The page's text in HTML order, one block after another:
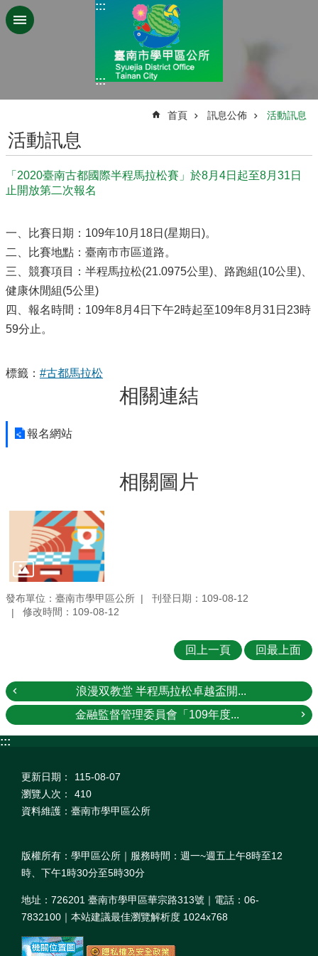
跳到主要內容區塊
:::
:::
首頁 訊息公佈 活動訊息
活動訊息
「2020臺南古都國際半程馬拉松賽」於8月4日起至8月31日
止開放第二次報名
一、比賽日期：109年10月18日(星期日)。
二、比賽地點：臺南市市區道路。
三、競賽項目：半程馬拉松(21.0975公里)、路跑組(10公里)、
健康休閒組(5公里)
四、報名時間：109年8月4日下午2時起至109年8月31日23時
59分止。
標籤： #古都馬拉松
相關連結
報名網站
相關圖片
發布單位：臺南市學甲區公所
刊登日期：109-08-12
修改時間：109-08-12
回上一頁 回最上面
浪漫双教堂 半程馬拉松卓越盃開...
金融監督管理委員會「109年度...
:::
更新日期：
115-08-07
瀏覽人次：
410
資料維護：臺南市學甲區公所
版權所有：學甲區公所｜服務時間：週一~週五上午8時至12
時、下午1時30分至5時30分
地址：726201 臺南市學甲區華宗路313號｜電話：06-
7832100｜本站建議最佳瀏覽解析度 1024x768